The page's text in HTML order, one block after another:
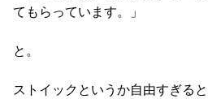
てもらっています。」
と。
ストイックというか自由すぎる